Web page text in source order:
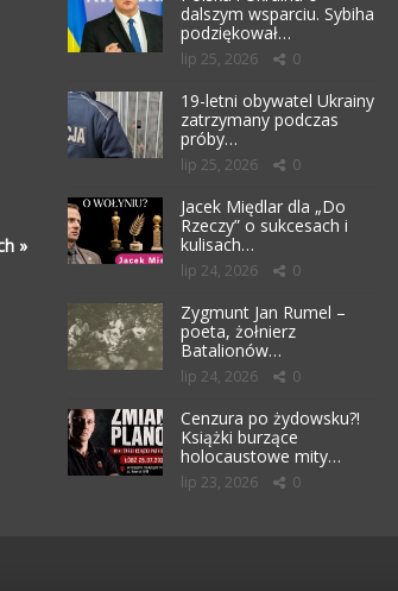
»
dalszym wsparciu. Sybiha
podziękował…
lip 25, 2026 0
19-letni obywatel Ukrainy
zatrzymany podczas
próby…
lip 25, 2026 0
Jacek Międlar dla „Do
Rzeczy” o sukcesach i
kulisach…
lip 24, 2026 0
Zygmunt Jan Rumel –
poeta, żołnierz
Batalionów…
lip 24, 2026 0
Cenzura po żydowsku?!
Książki burzące
holocaustowe mity…
lip 23, 2026 0